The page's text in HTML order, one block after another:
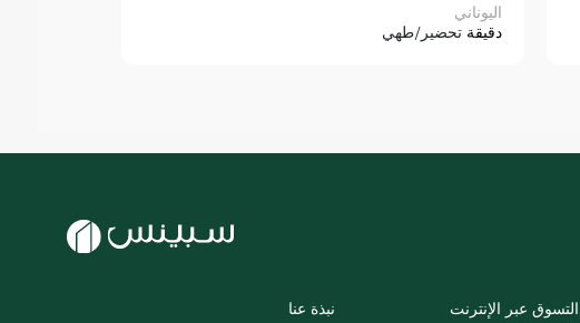
اليوناني
دقيقة تحضير/طهي
نبذة عنا
التسوق عبر الإنترنت